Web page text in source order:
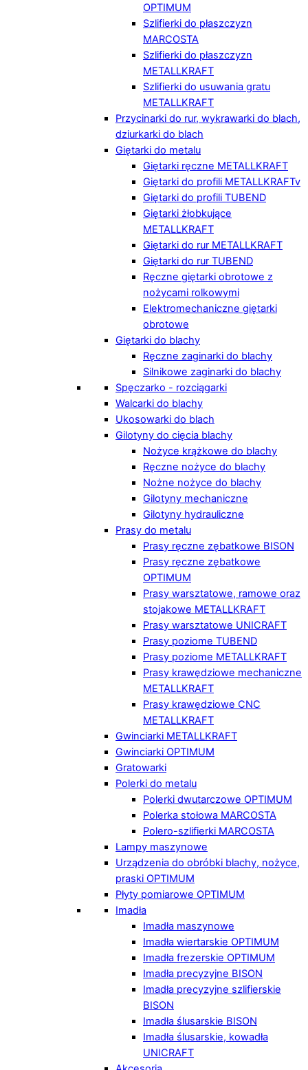
OPTIMUM
Szlifierki do płaszczyzn
MARCOSTA
Szlifierki do płaszczyzn
METALLKRAFT
Szlifierki do usuwania gratu
METALLKRAFT
Przycinarki do rur, wykrawarki do blach,
dziurkarki do blach
Giętarki do metalu
Giętarki ręczne METALLKRAFT
Giętarki do profili METALLKRAFTv
Giętarki do profili TUBEND
Giętarki żłobkujące
METALLKRAFT
Giętarki do rur METALLKRAFT
Giętarki do rur TUBEND
Ręczne giętarki obrotowe z
nożycami rolkowymi
Elektromechaniczne giętarki
obrotowe
Giętarki do blachy
Ręczne zaginarki do blachy
Silnikowe zaginarki do blachy
Spęczarko - rozciągarki
Walcarki do blachy
Ukosowarki do blach
Gilotyny do cięcia blachy
Nożyce krążkowe do blachy
Ręczne nożyce do blachy
Nożne nożyce do blachy
Gilotyny mechaniczne
Gilotyny hydrauliczne
Prasy do metalu
Prasy ręczne zębatkowe BISON
Prasy ręczne zębatkowe
OPTIMUM
Prasy warsztatowe, ramowe oraz
stojakowe METALLKRAFT
Prasy warsztatowe UNICRAFT
Prasy poziome TUBEND
Prasy poziome METALLKRAFT
Prasy krawędziowe mechaniczne
METALLKRAFT
Prasy krawędziowe CNC
METALLKRAFT
Gwinciarki METALLKRAFT
Gwinciarki OPTIMUM
Gratowarki
Polerki do metalu
Polerki dwutarczowe OPTIMUM
Polerka stołowa MARCOSTA
Polero-szlifierki MARCOSTA
Lampy maszynowe
Urządzenia do obróbki blachy, nożyce,
praski OPTIMUM
Płyty pomiarowe OPTIMUM
Imadła
Imadła maszynowe
Imadła wiertarskie OPTIMUM
Imadła frezerskie OPTIMUM
Imadła precyzyjne BISON
Imadła precyzyjne szlifierskie
BISON
Imadła ślusarskie BISON
Imadła ślusarskie, kowadła
UNICRAFT